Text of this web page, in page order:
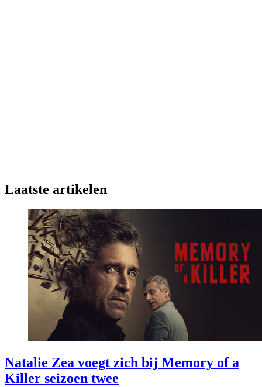
Laatste artikelen
Natalie Zea voegt zich bij Memory of a
Killer seizoen twee